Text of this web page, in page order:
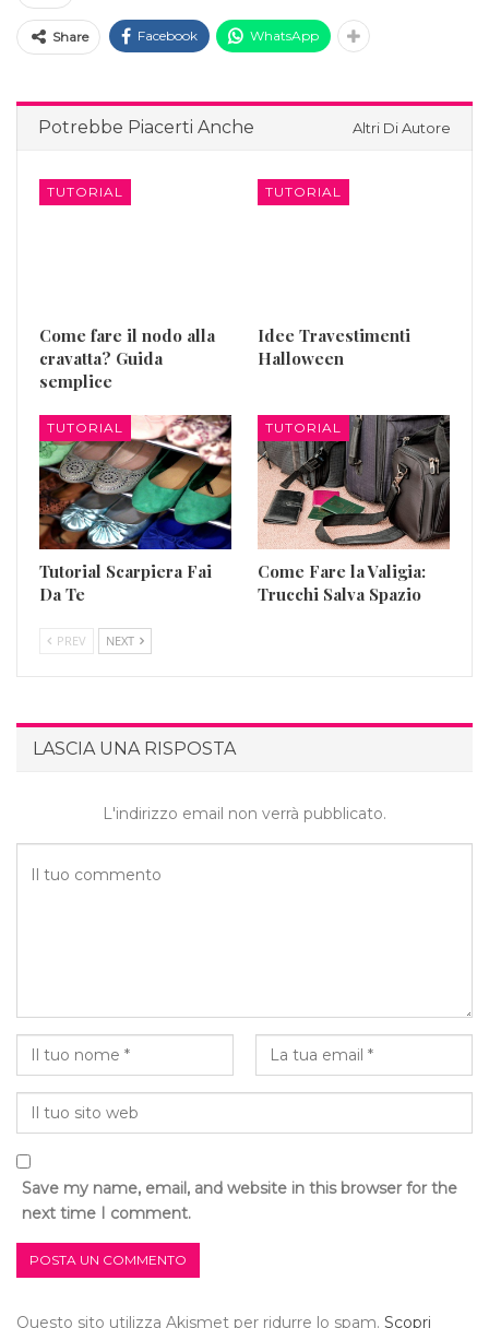
Share Facebook WhatsApp
Potrebbe Piacerti Anche Altri Di Autore
TUTORIAL
Come fare il nodo alla
cravatta? Guida
semplice
TUTORIAL
Idee Travestimenti
Halloween
TUTORIAL
Tutorial Scarpiera Fai
Da Te
TUTORIAL
Come Fare la Valigia:
Trucchi Salva Spazio
PREV NEXT
LASCIA UNA RISPOSTA
L'indirizzo email non verrà pubblicato.
Save my name, email, and website in this browser for the
next time I comment.
Questo sito utilizza Akismet per ridurre lo spam. Scopri